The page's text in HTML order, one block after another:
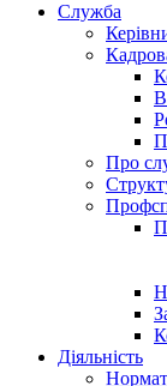
Служба
Про
Діяльність